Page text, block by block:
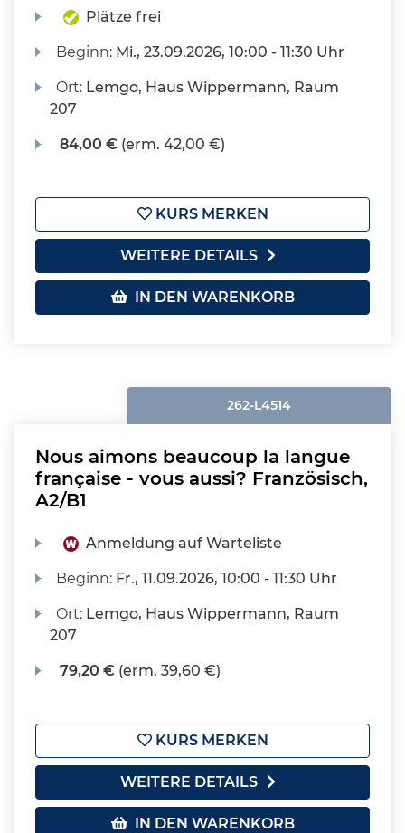
Plätze frei
Beginn: Mi., 23.09.2026, 10:00 - 11:30 Uhr
Ort: Lemgo, Haus Wippermann, Raum
207
84,00 € (erm. 42,00 €)
KURS MERKEN
WEITERE DETAILS
IN DEN WARENKORB
262-L4514
Nous aimons beaucoup la langue
française - vous aussi? Französisch,
A2/B1
Anmeldung auf Warteliste
Beginn: Fr., 11.09.2026, 10:00 - 11:30 Uhr
Ort: Lemgo, Haus Wippermann, Raum
207
79,20 € (erm. 39,60 €)
KURS MERKEN
WEITERE DETAILS
IN DEN WARENKORB